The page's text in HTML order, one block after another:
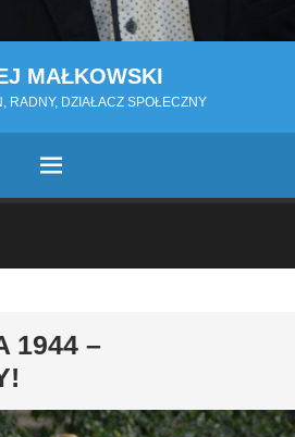
MAŁKOWSKI
RADNY, DZIAŁACZ SPOŁECZNY
MENU
1944 –